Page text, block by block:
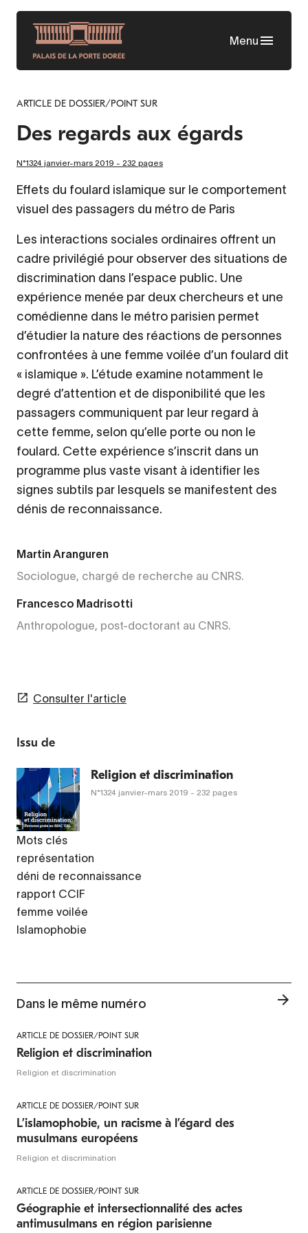
Aller
contenu
principal
Menu
ARTICLE DE DOSSIER/POINT SUR
Des regards aux égards
N°1324 janvier-mars 2019 - 232 pages
Effets du foulard islamique sur le comportement
visuel des passagers du métro de Paris
Les interactions sociales ordinaires offrent un
cadre privilégié pour observer des situations de
discrimination dans l’espace public. Une
expérience menée par deux chercheurs et une
comédienne dans le métro parisien permet
d’étudier la nature des réactions de personnes
confrontées à une femme voilée d’un foulard dit
« islamique ». L’étude examine notamment le
degré d’attention et de disponibilité que les
passagers communiquent par leur regard à
cette femme, selon qu’elle porte ou non le
foulard. Cette expérience s’inscrit dans un
programme plus vaste visant à identifier les
signes subtils par lesquels se manifestent des
dénis de reconnaissance.
Martin Aranguren
Sociologue, chargé de recherche au CNRS.
Francesco Madrisotti
Anthropologue, post-doctorant au CNRS.
Consulter l'article
Issu de
Religion et discrimination
N°1324 janvier-mars 2019 - 232 pages
Mots clés
représentation
déni de reconnaissance
rapport CCIF
femme voilée
Islamophobie
Dans le même numéro
ARTICLE DE DOSSIER/POINT SUR
Religion et discrimination
Religion et discrimination
ARTICLE DE DOSSIER/POINT SUR
L’islamophobie, un racisme à l’égard des
musulmans européens
Religion et discrimination
ARTICLE DE DOSSIER/POINT SUR
Géographie et intersectionnalité des actes
antimusulmans en région parisienne